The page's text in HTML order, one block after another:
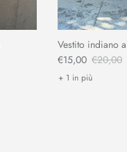
Vestito indiano
€15,00 €20,00
+ 1 in più